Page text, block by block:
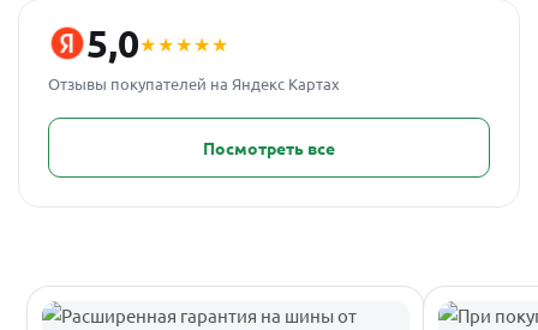
5,0★★★★★
Отзывы покупателей на Яндекс Картах
Посмотреть все